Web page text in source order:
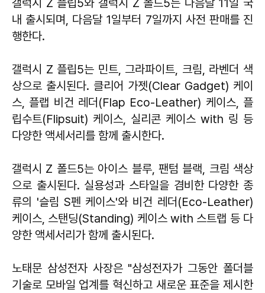
내 출시되며, 다음달 1일부터 7일까지 사전 판매를 진
행한다.
갤럭시 Z 플립5는 민트, 그라파이트, 크림, 라벤더 색
상으로 출시된다. 클리어 가젯(Clear Gadget) 케이
스, 플랩 비건 레더(Flap Eco-Leather) 케이스, 플
립수트(Flipsuit) 케이스, 실리콘 케이스 with 링 등
다양한 액세서리를 함께 출시한다.
갤럭시 Z 폴드5는 아이스 블루, 팬텀 블랙, 크림 색상
으로 출시된다. 실용성과 스타일을 겸비한 다양한 종
류의 '슬림 S펜 케이스'와 비건 레더(Eco-Leather)
케이스, 스탠딩(Standing) 케이스 with 스트랩 등 다
양한 액세서리가 함께 출시된다.
노태문 삼성전자 사장은 "삼성전자가 그동안 폴더블
기술로 모바일 업계를 혁신하고 새로운 표준을 제시한